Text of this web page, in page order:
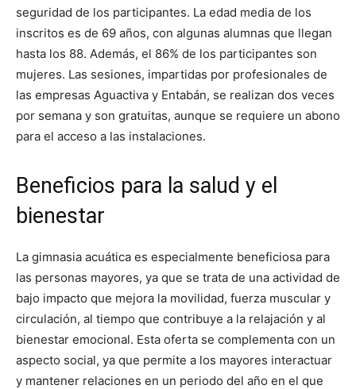
seguridad de los participantes. La edad media de los
inscritos es de 69 años, con algunas alumnas que llegan
hasta los 88. Además, el 86% de los participantes son
mujeres. Las sesiones, impartidas por profesionales de
las empresas Aguactiva y Entabán, se realizan dos veces
por semana y son gratuitas, aunque se requiere un abono
para el acceso a las instalaciones.
Beneficios para la salud y el
bienestar
La gimnasia acuática es especialmente beneficiosa para
las personas mayores, ya que se trata de una actividad de
bajo impacto que mejora la movilidad, fuerza muscular y
circulación, al tiempo que contribuye a la relajación y al
bienestar emocional. Esta oferta se complementa con un
aspecto social, ya que permite a los mayores interactuar
y mantener relaciones en un periodo del año en el que